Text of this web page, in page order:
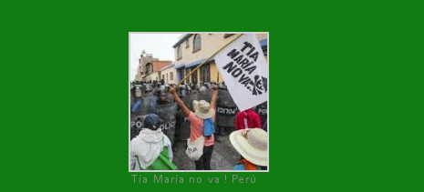
Tía María no va ! Perú